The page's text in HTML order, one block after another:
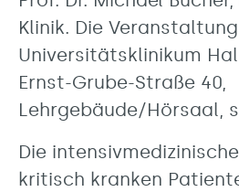
Klinik. Die
Universitätsklinikum
Ernst-Grube-Straße 40,
Lehrgebäude/Hörsaal,
Die
kritisch kranken